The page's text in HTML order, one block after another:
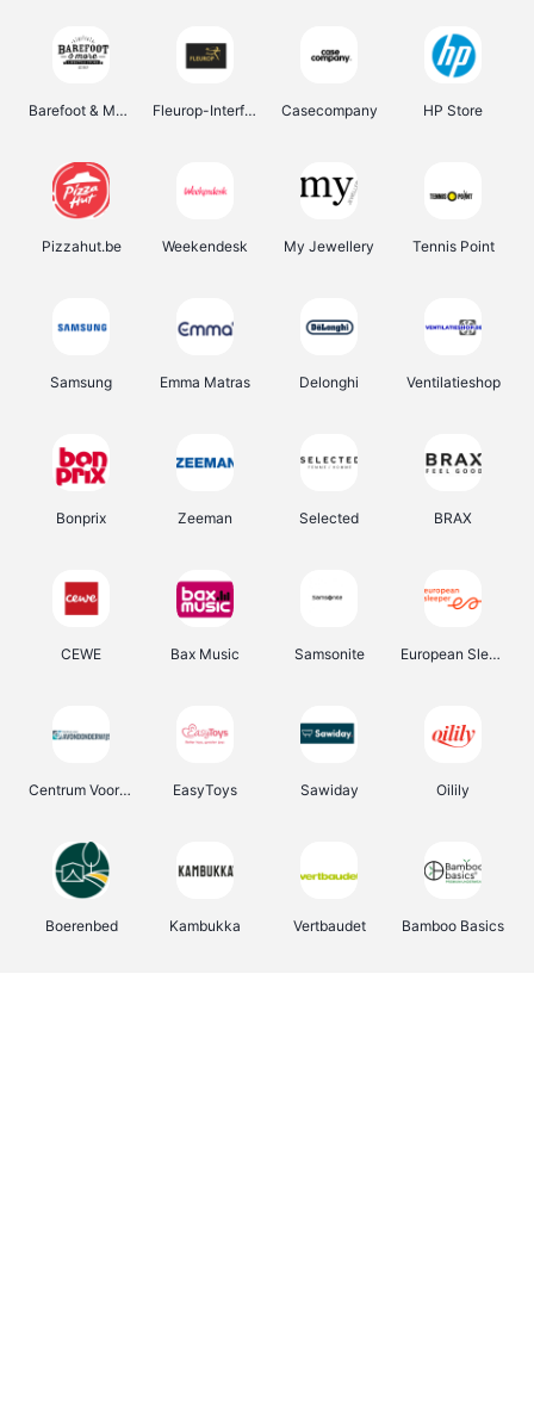
Barefoot & More Fleurop-Interflora Casecompany HP Store
Pizzahut.be Weekendesk My Jewellery Tennis Point
Samsung Emma Matras Delonghi Ventilatieshop
Bonprix Zeeman Selected BRAX
CEWE Bax Music Samsonite European Sleeper
Centrum Voor Avondonderwijs EasyToys Sawiday Oilily
Boerenbed Kambukka Vertbaudet Bamboo Basics